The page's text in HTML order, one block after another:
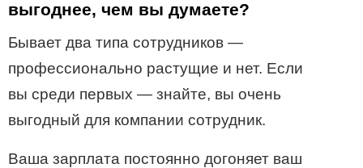
выгоднее, чем вы думаете?
Бывает два типа сотрудников —
профессионально растущие и нет. Если
вы среди первых — знайте, вы очень
выгодный для компании сотрудник.
Ваша зарплата постоянно догоняет ваш